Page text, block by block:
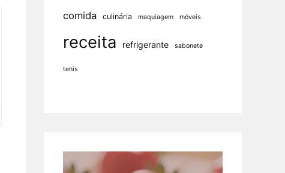
comida culinária maquiagem móveis
receita refrigerante sabonete
tenis